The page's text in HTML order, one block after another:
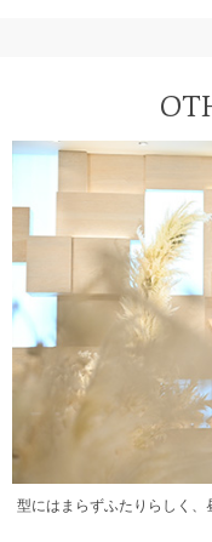
型にはまらずふたりらしく